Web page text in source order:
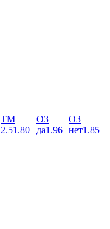
ТМ
2.51.80
ОЗ
да1.96
ОЗ
нет1.85